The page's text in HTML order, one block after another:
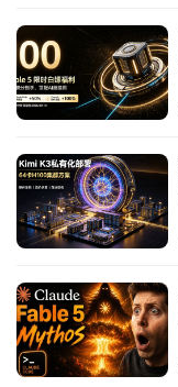
答
吧
产
品
经
理
A
x
u
登录